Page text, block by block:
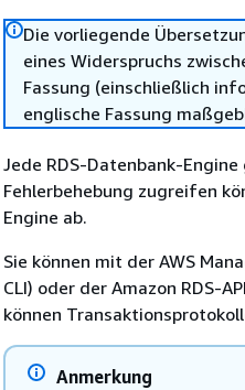
Die vorliegende
eines Widerspruchs
Fassung (einschließlich
englische Fassung
Jede RDS-Datenbank-
Fehlerbehebung zugreifen
Engine ab.
Sie können mit der AWS
CLI) oder der Amazon RDS-
können
Anmerkung